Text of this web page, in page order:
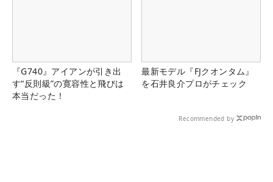
『G740』アイアンが引き出
す“反則級”の寛容性と飛びは
本当だった！
最新モデル『FJクオンタム』
を石井良介プロがチェック
Recommended by